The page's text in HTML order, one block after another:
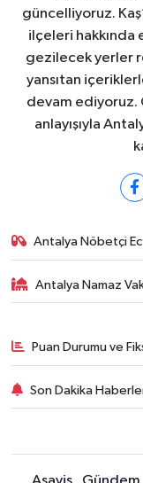
güncelliyoruz.
ilçeleri hakkında
gezilecek yerler
yansıtan
devam ediyoruz.
anlayışıyla
Antalya Nöbetçi
Antalya Namaz
Puan Durumu ve
Son Dakika